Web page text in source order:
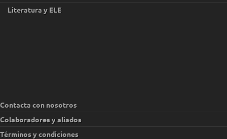
Literatura y ELE
Contacta con nosotros
Colaboradores y aliados
Términos y condiciones